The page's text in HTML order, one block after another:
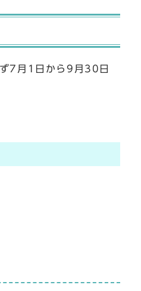
7月1日から9月30日